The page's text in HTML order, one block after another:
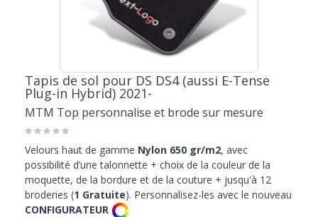
Tapis de sol pour DS DS4 (aussi E-Tense
Plug-in Hybrid) 2021-
MTM Top personnalise et brode sur mesure
Velours haut de gamme Nylon 650 gr/m2, avec
possibilité d’une talonnette + choix de la couleur de la
moquette, de la bordure et de la couture + jusqu'à 12
broderies (1 Gratuite). Personnalisez-les avec le nouveau
CONFIGURATEUR